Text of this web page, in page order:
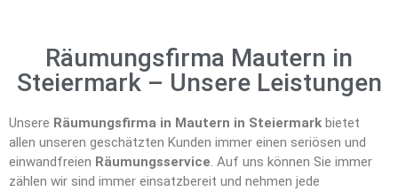
Räumungsfirma Mautern in
Steiermark – Unsere Leistungen
Unsere Räumungsfirma in Mautern in Steiermark bietet
allen unseren geschätzten Kunden immer einen seriösen und
einwandfreien Räumungsservice. Auf uns können Sie immer
zählen wir sind immer einsatzbereit und nehmen jede